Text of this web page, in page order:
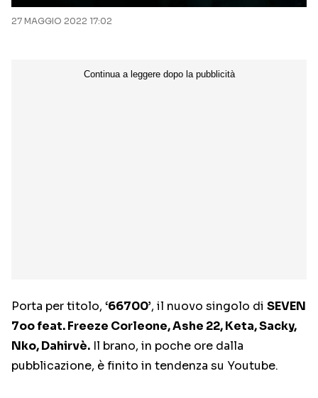
27 MAGGIO 2022 17:02
Porta per titolo, ‘66700’, il nuovo singolo di SEVEN
7oo feat. Freeze Corleone, Ashe 22, Keta, Sacky,
Nko, Dahirvè. Il brano, in poche ore dalla
pubblicazione, è finito in tendenza su Youtube.